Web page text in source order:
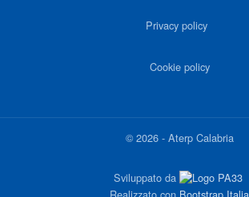
Privacy policy
Cookie policy
©2026- Aterp Calabria
Sviluppato da